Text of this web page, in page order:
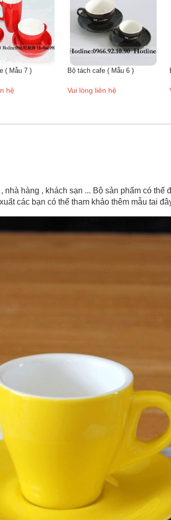
Bộ tách cafe ( Mẫu 6 )
Vui lòng liên hệ
Bộ tách
Vui lòng
hàng , khách sạn ... Bộ sản phẩm có
các bạn có thể tham khảo thêm mẫu tai